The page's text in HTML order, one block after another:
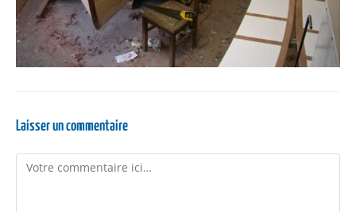
Laisser un commentaire